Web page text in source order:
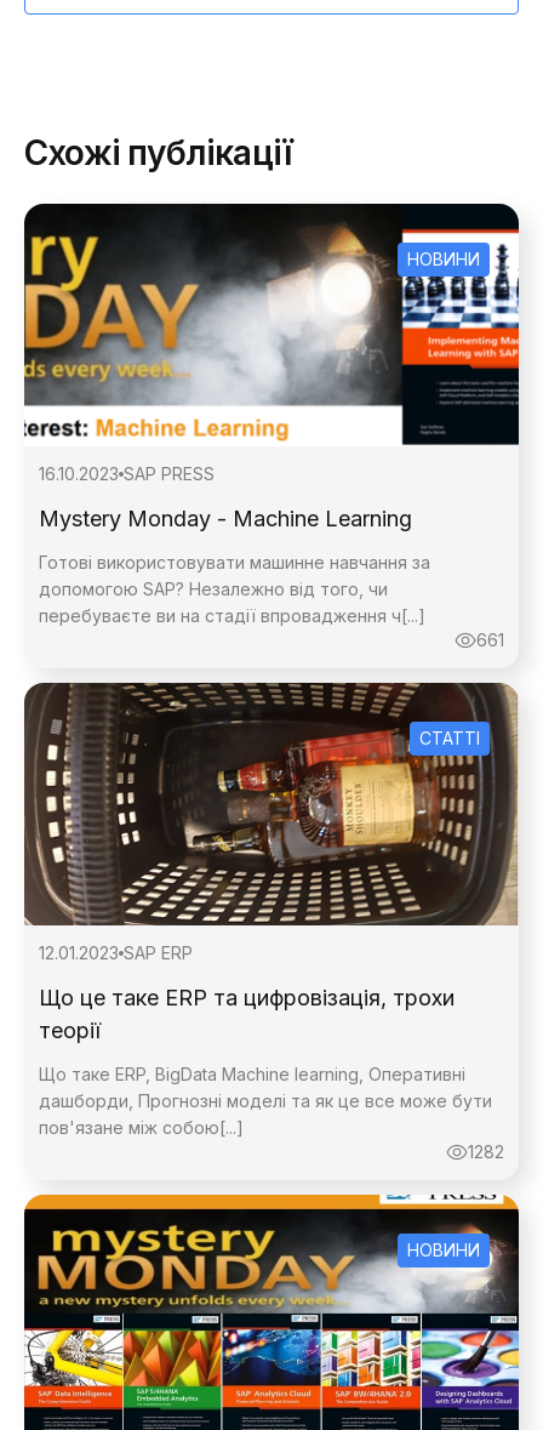
Схожі публікації
НОВИНИ
16.10.2023 SAP PRESS
Mystery Monday - Machine Learning
Готові використовувати машинне навчання за
допомогою SAP? Незалежно від того, чи
перебуваєте ви на стадії впровадження ч[...]
661
СТАТТІ
12.01.2023 SAP ERP
Що це таке ERP та цифровізація, трохи
теорії
Що таке ERP, BigData Machine learning, Оперативні
дашборди, Прогнозні моделі та як це все може бути
пов'язане між собою[...]
1282
НОВИНИ